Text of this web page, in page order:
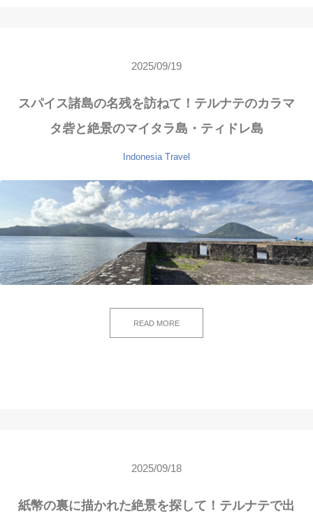
2025/09/19
スパイス諸島の名残を訪ねて！テルナテのカラマ
タ砦と絶景のマイタラ島・ティドレ島
Indonesia Travel
READ MORE
2025/09/18
紙幣の裏に描かれた絶景を探して！テルナテで出